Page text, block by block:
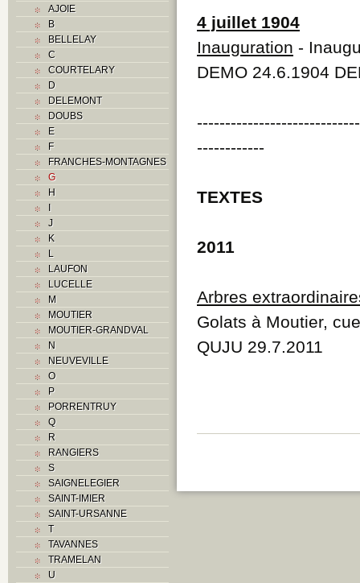
AJOIE
B
BELLELAY
C
COURTELARY
D
DELEMONT
DOUBS
E
F
FRANCHES-MONTAGNES
G
H
I
J
K
L
LAUFON
LUCELLE
M
MOUTIER
MOUTIER-GRANDVAL
N
NEUVEVILLE
O
P
PORRENTRUY
Q
R
RANGIERS
S
SAIGNELEGIER
SAINT-IMIER
SAINT-URSANNE
T
TAVANNES
TRAMELAN
U
4 juillet 1904
Inauguration -
DEMO 24.6.1904
------------
TEXTES
2011
Arbres
Golats à Moutier,
QUJU 29.7.2011